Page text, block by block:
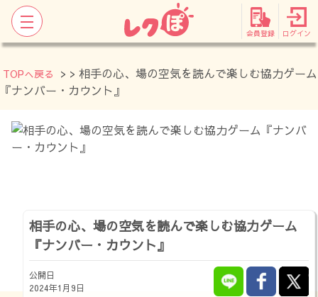
会員登録 ログイン
TOPへ戻る > > 相手の心、場の空気を読んで楽しむ協力ゲーム
『ナンバー・カウント』
相手の心、場の空気を読んで楽しむ協力ゲーム
『ナンバー・カウント』
公開日
2024年1月9日